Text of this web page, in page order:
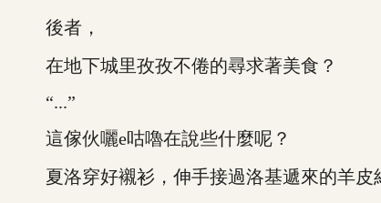
後者，
在地下城里孜孜不倦的尋求著美食？
“...”
這傢伙囇e咕嚕在說些什麼呢？
夏洛穿好襯衫，伸手接過洛基遞來的羊皮